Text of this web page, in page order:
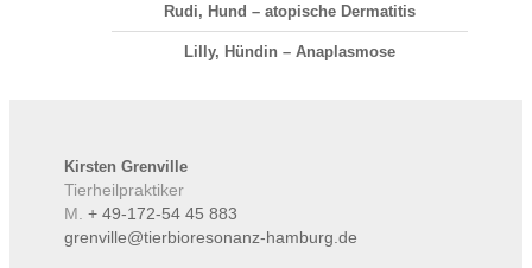
Rudi, Hund – atopische Dermatitis
Lilly, Hündin – Anaplasmose
Kirsten Grenville
Tierheilpraktiker
M. + 49-172-54 45 883
grenville@tierbioresonanz-hamburg.de